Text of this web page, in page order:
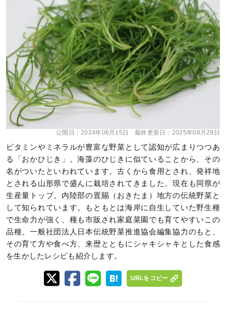
公開日：2024年06月15日 最終更新日： 2025年08月29日
ビタミンやミネラルが豊富な野菜として認知が広まりつつあ
る「おかひじき」。海藻のひじきに似ていることから、その
名がついたといわれています。古くから食用とされ、発祥地
とされる山形県で盛んに栽培されてきました。現在も同県が
生産量トップ。内陸部の置賜（おきたま）地方の伝統野菜と
して知られています。もともとは海岸に自生していた野生種
で生命力が強く、種も市販され家庭菜園でも育てやすいこの
品種。一般社団法人日本伝統野菜推進協会編集協力のもと、
その育て方や食べ方、来歴とともにシャキシャキとした食感
を生かしたレシピも紹介します。
URLをコピー